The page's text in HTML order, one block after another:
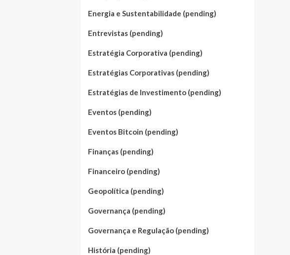
Energia e Sustentabilidade (pending)
Entrevistas (pending)
Estratégia Corporativa (pending)
Estratégias Corporativas (pending)
Estratégias de Investimento (pending)
Eventos (pending)
Eventos Bitcoin (pending)
Finanças (pending)
Financeiro (pending)
Geopolítica (pending)
Governança (pending)
Governança e Regulação (pending)
História (pending)